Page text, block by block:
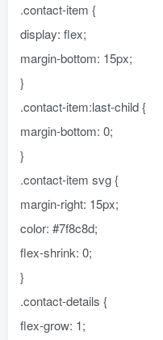
.contact-item {
display: flex;
margin-bottom: 15px;
}
.contact-item:last-child {
margin-bottom: 0;
}
.contact-item svg {
margin-right: 15px;
color: #7f8c8d;
flex-shrink: 0;
}
.contact-details {
flex-grow: 1;